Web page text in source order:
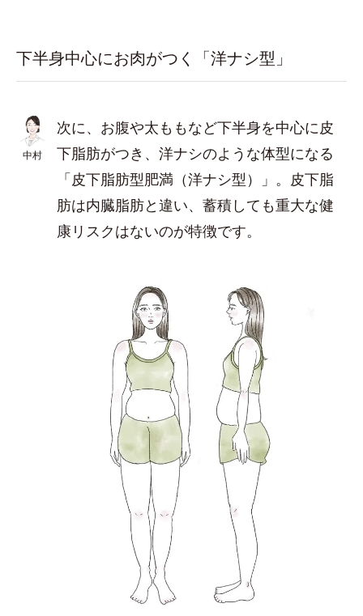
下半身中心にお肉がつく「洋ナシ型」
中村
次に、お腹や太ももなど下半身を中心に皮
下脂肪がつき、洋ナシのような体型になる
「皮下脂肪型肥満（洋ナシ型）」。皮下脂
肪は内臓脂肪と違い、蓄積しても重大な健
康リスクはないのが特徴です。